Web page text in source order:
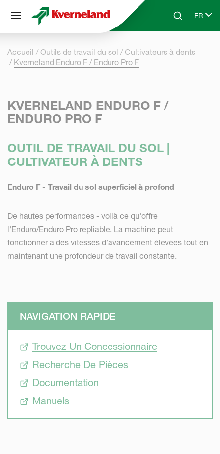
Skip to main contentSearchFR
Select
Accueil Outils de travail du sol
Cultivateurs à dents
Kverneland Enduro F / Enduro Pro F
KVERNELAND ENDURO F /
ENDURO PRO F
OUTIL DE TRAVAIL DU SOL |
CULTIVATEUR À DENTS
Enduro F - Travail du sol superficiel à profond
De hautes performances - voilà ce qu'offre
l'Enduro/Enduro Pro repliable. La machine peut
fonctionner à des vitesses d'avancement élevées tout en
maintenant une profondeur de travail constante.
NAVIGATION RAPIDE
Trouvez Un Concessionnaire
Recherche De Pièces
Documentation
Manuels
Panneau de gestion des cookies